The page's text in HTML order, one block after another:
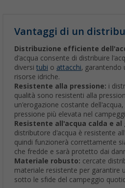
Vantaggi di un
Distribuzione efficiente
d'acqua consente di distribuire
diversi tubi o attacchi, garantendo
risorse idriche.
Resistente alla pressione: i
qualità sono resistenti alla
un'erogazione costante
pressione più elevata nel
Resistente all'acqua calda e al
distributore d'acqua è resistente
quindi funzionerà correttamente
che fredde e sarà protetto dai
Materiale robusto: cercate
materiale resistente per garantire
sotto le sfide del campeggio